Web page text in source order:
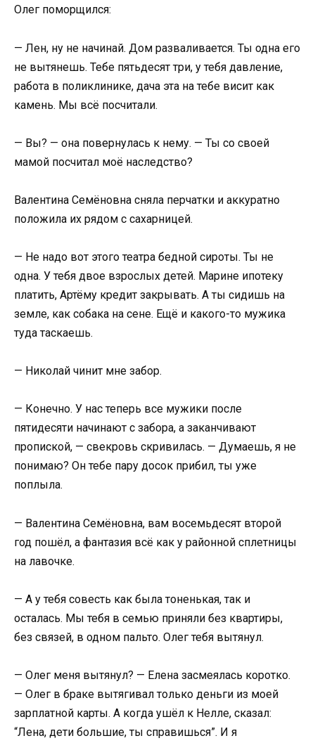
Олег поморщился:
— Лен, ну не начинай. Дом разваливается. Ты одна его
не вытянешь. Тебе пятьдесят три, у тебя давление,
работа в поликлинике, дача эта на тебе висит как
камень. Мы всё посчитали.
— Вы? — она повернулась к нему. — Ты со своей
мамой посчитал моё наследство?
Валентина Семёновна сняла перчатки и аккуратно
положила их рядом с сахарницей.
— Не надо вот этого театра бедной сироты. Ты не
одна. У тебя двое взрослых детей. Марине ипотеку
платить, Артёму кредит закрывать. А ты сидишь на
земле, как собака на сене. Ещё и какого-то мужика
туда таскаешь.
— Николай чинит мне забор.
— Конечно. У нас теперь все мужики после
пятидесяти начинают с забора, а заканчивают
пропиской, — свекровь скривилась. — Думаешь, я не
понимаю? Он тебе пару досок прибил, ты уже
поплыла.
— Валентина Семёновна, вам восемьдесят второй
год пошёл, а фантазия всё как у районной сплетницы
на лавочке.
— А у тебя совесть как была тоненькая, так и
осталась. Мы тебя в семью приняли без квартиры,
без связей, в одном пальто. Олег тебя вытянул.
— Олег меня вытянул? — Елена засмеялась коротко.
— Олег в браке вытягивал только деньги из моей
зарплатной карты. А когда ушёл к Нелле, сказал:
“Лена, дети большие, ты справишься”. И я